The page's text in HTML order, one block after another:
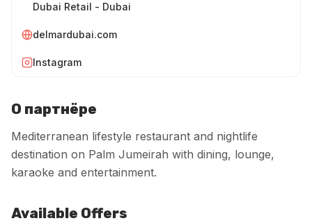
Dubai Retail - Dubai
delmardubai.com
Instagram
О партнёре
Mediterranean lifestyle restaurant and nightlife
destination on Palm Jumeirah with dining, lounge,
karaoke and entertainment.
Available Offers